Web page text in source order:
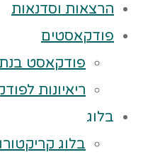
הרצאות וסדנאות
פודקאסטים
פודקאסט
ריאיונות
בלוג
בלוג